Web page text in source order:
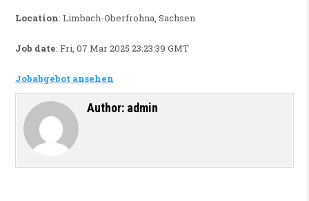
Location: Limbach-Oberfrohna, Sachsen
Job date: Fri, 07 Mar 2025 23:23:39 GMT
Jobabgebot ansehen
Author: admin